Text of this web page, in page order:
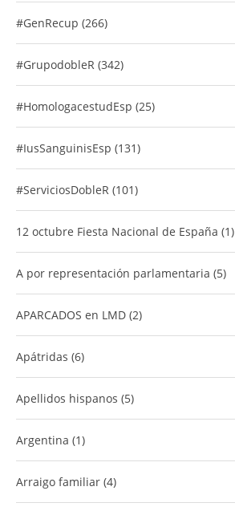
#GenRecup (266)
#GrupodobleR (342)
#HomologacestudEsp (25)
#IusSanguinisEsp (131)
#ServiciosDobleR (101)
12 octubre Fiesta Nacional de España (1)
A por representación parlamentaria (5)
APARCADOS en LMD (2)
Apátridas (6)
Apellidos hispanos (5)
Argentina (1)
Arraigo familiar (4)